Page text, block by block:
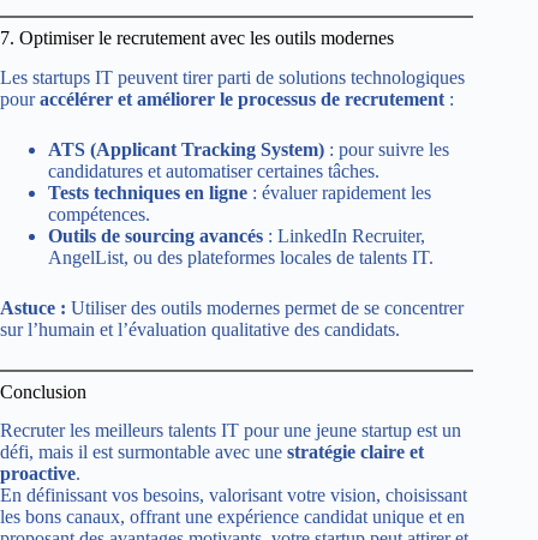
7. Optimiser le recrutement avec les outils modernes
Les startups IT peuvent tirer parti de solutions technologiques
pouraccélérer et améliorer le processus de recrutement :
ATS (Applicant Tracking System) : pour suivre les
candidatures et automatiser certaines tâches.
Tests techniques en ligne : évaluer rapidement les
compétences.
Outils de sourcing avancés : LinkedIn Recruiter,
AngelList, ou des plateformes locales de talents IT.
Astuce : Utiliser des outils modernes permet de se concentrer
sur l’humain et l’évaluation qualitative des candidats.
Conclusion
Recruter les meilleurs talents IT pour une jeune startup est un
défi, mais il est surmontable avec une stratégie claire et
proactive.
En définissant vos besoins, valorisant votre vision, choisissant
les bons canaux, offrant une expérience candidat unique et en